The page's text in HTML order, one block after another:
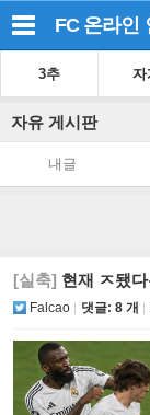
FC 온라인
3추 자
자유 게시판
내글
[실축] 현재 ㅈ됐
Falcao 댓글: 8 개